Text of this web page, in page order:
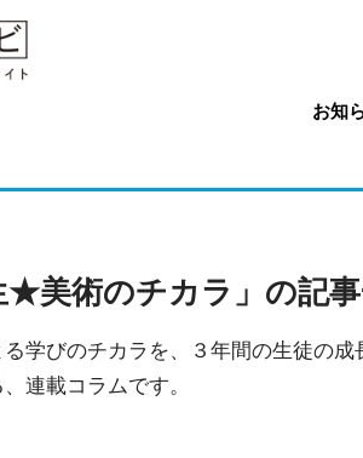
お知
★美術のチカラ」の記
学びのチカラを、３年間の生徒の成
連載コラムです。